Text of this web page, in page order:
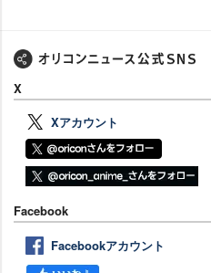
X
Xアカウント
Facebook
Facebookアカウント